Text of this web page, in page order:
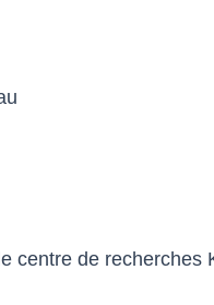
centre de recherches